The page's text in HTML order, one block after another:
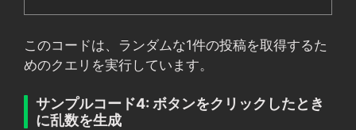
このコードは、ランダムな1件の投稿を取得するた
めのクエリを実行しています。
サンプルコード4: ボタンをクリックしたとき
に乱数を生成